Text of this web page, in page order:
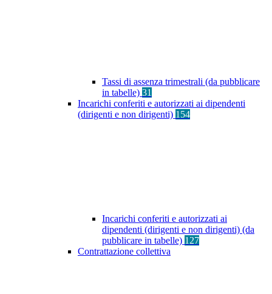
Tassi di assenza trimestrali (da pubblicare
in tabelle) 31
Incarichi conferiti e autorizzati ai dipendenti
(dirigenti e non dirigenti) 154
Incarichi conferiti e autorizzati ai
dipendenti (dirigenti e non dirigenti) (da
pubblicare in tabelle) 127
Contrattazione collettiva